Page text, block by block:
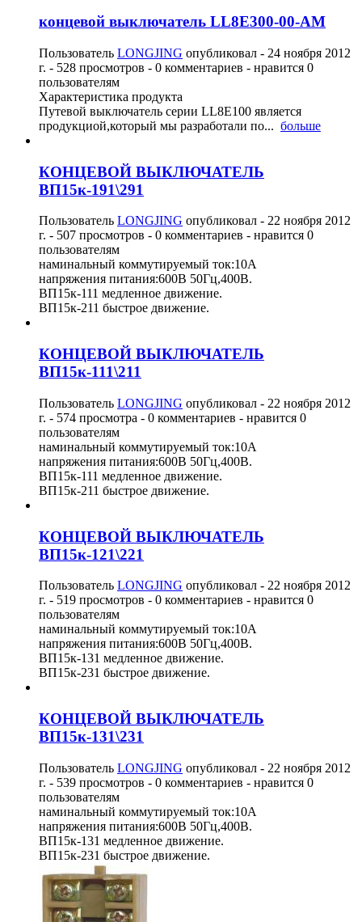
концевой выключатель LL8E300-00-AM
Пользователь LONGJING опубликовал - 24 ноября 2012
г. - 528 просмотров - 0 комментариев - нравится 0
пользователям
Характеристика продукта
Путевой выключатель серии LL8E100 является
продукциой,который мы разработали по... больше
КОНЦЕВОЙ ВЫКЛЮЧАТЕЛЬ
ВП15к-191\291
Пользователь LONGJING опубликовал - 22 ноября 2012
г. - 507 просмотров - 0 комментариев - нравится 0
пользователям
наминальный коммутируемый ток:10А
напряжения питания:600В 50Гц,400В.
ВП15к-111 медленное движение.
ВП15к-211 быстрое движение.
КОНЦЕВОЙ ВЫКЛЮЧАТЕЛЬ
ВП15к-111\211
Пользователь LONGJING опубликовал - 22 ноября 2012
г. - 574 просмотра - 0 комментариев - нравится 0
пользователям
наминальный коммутируемый ток:10А
напряжения питания:600В 50Гц,400В.
ВП15к-111 медленное движение.
ВП15к-211 быстрое движение.
КОНЦЕВОЙ ВЫКЛЮЧАТЕЛЬ
ВП15к-121\221
Пользователь LONGJING опубликовал - 22 ноября 2012
г. - 519 просмотров - 0 комментариев - нравится 0
пользователям
наминальный коммутируемый ток:10А
напряжения питания:600В 50Гц,400В.
ВП15к-131 медленное движение.
ВП15к-231 быстрое движение.
КОНЦЕВОЙ ВЫКЛЮЧАТЕЛЬ
ВП15к-131\231
Пользователь LONGJING опубликовал - 22 ноября 2012
г. - 539 просмотров - 0 комментариев - нравится 0
пользователям
наминальный коммутируемый ток:10А
напряжения питания:600В 50Гц,400В.
ВП15к-131 медленное движение.
ВП15к-231 быстрое движение.